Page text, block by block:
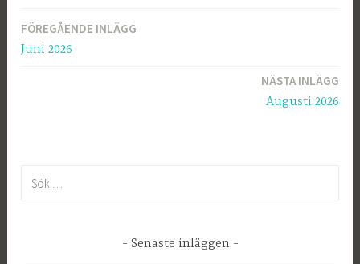
Inläggsnavigering
FÖREGÅENDE INLÄGG
Juni 2026
NÄSTA INLÄGG
Augusti 2026
Senaste inläggen